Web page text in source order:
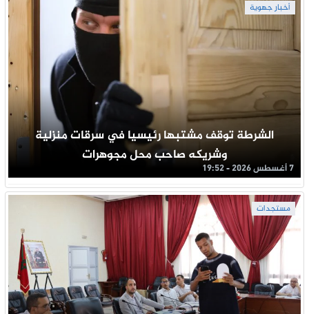
أخبار جهوية
الشرطة توقف مشتبها رئيسيا في سرقات منزلية
وشريكه صاحب محل مجوهرات
7 أغسطس 2026 - 19:52
مستجدات